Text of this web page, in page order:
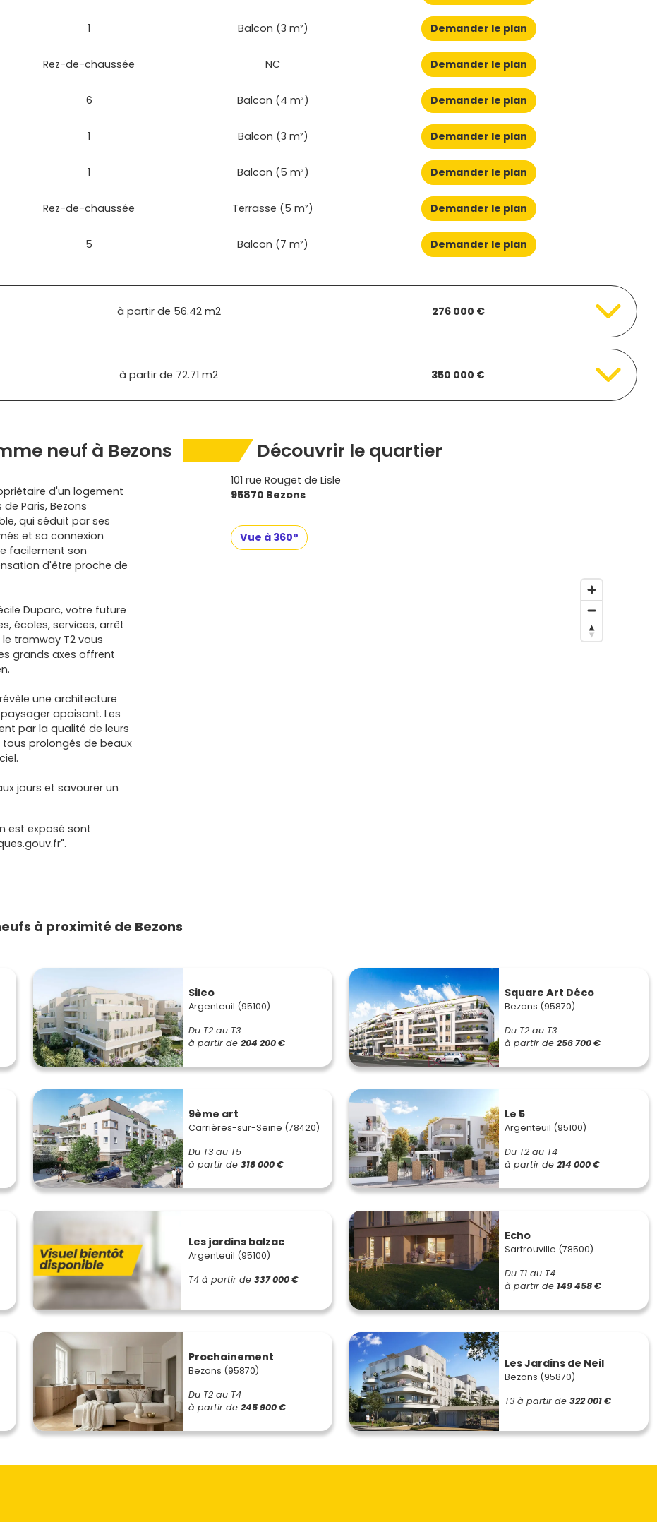
1 Balcon (3 m²) Demander le plan
Rez-de-chaussée NC Demander le plan
6 Balcon (4 m²) Demander le plan
1 Balcon (3 m²) Demander le plan
1 Balcon (5 m²) Demander le plan
Rez-de-chaussée Terrasse (5 m²) Demander le plan
5 Balcon (7 m²) Demander le plan
à partir de 56.42 m2 276 000 €
à partir de 72.71 m2 350 000 €
neuf à Bezons
d'un logement
Paris, Bezons
qui séduit par ses
et sa connexion
facilement son
d'être proche de
Duparc, votre future
écoles, services, arrêt
tramway T2 vous
grands axes offrent
une architecture
apaisant. Les
par la qualité de leurs
prolongés de beaux
jours et savourer un
est exposé sont
Découvrir le quartier
101 rue Rouget de Lisle
95870 Bezons
Vue à 360°
à proximité de Bezons
Sileo
Argenteuil (95100)
Du T2 au T3
à partir de 204 200 €
Square Art Déco
Bezons (95870)
Du T2 au T3
à partir de 256 700 €
9ème art
Carrières-sur-Seine (78420)
Du T3 au T5
à partir de 318 000 €
Le 5
Argenteuil (95100)
Du T2 au T4
à partir de 214 000 €
Les jardins balzac
Argenteuil (95100)
T4 à partir de 337 000 €
Echo
Sartrouville (78500)
Du T1 au T4
à partir de 149 458 €
Prochainement
Bezons (95870)
Du T2 au T4
à partir de 245 900 €
Les Jardins de Neil
Bezons (95870)
T3 à partir de 322 001 €